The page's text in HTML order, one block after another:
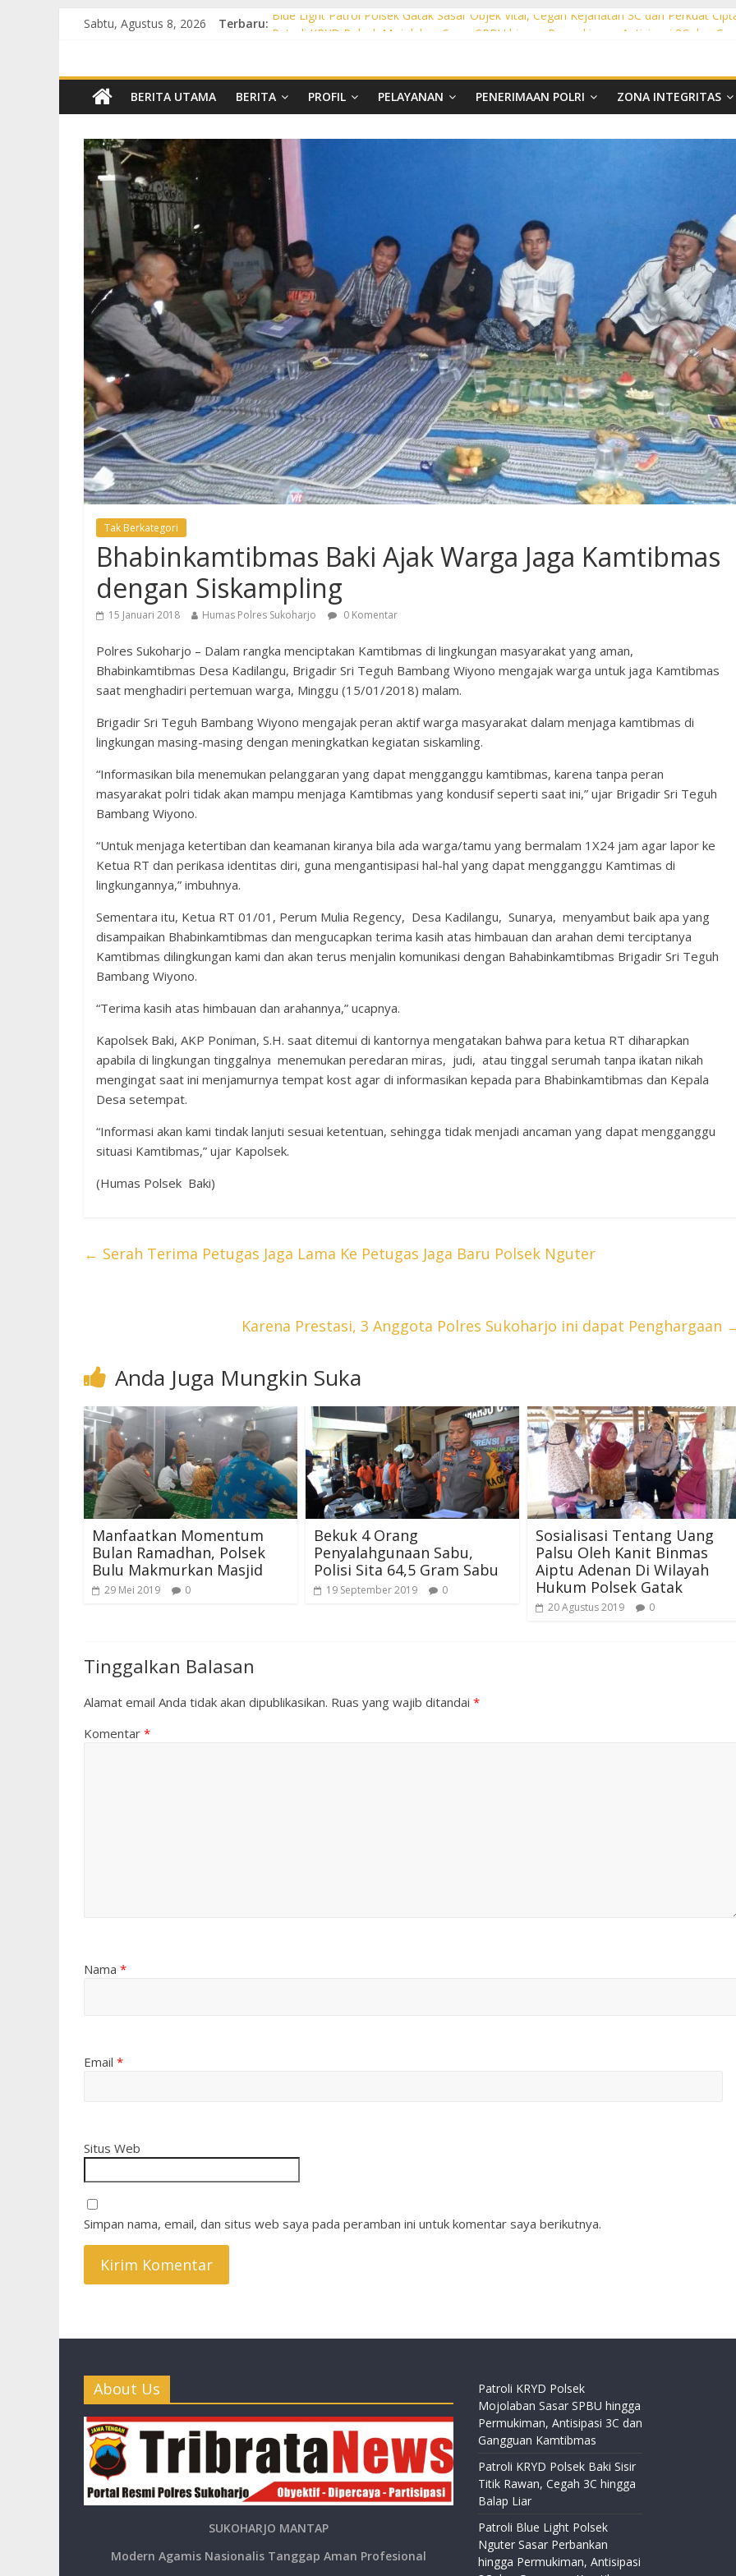
Sabtu, Agustus 8, 2026 Terbaru: Blue Light Patrol Polsek Gatak Sasar Objek Vital, Cegah Kejahatan 3C dan Perkuat
Patroli Blue Light Polsek Nguter Sasar Perbankan hingga Permukiman, Antisipasi 3C
Blue Light Patrol Polsek Tawangsari Sisir Belasan Desa, Cegah Kejahatan 3C dan
BERITA UTAMA BERITA PROFIL PELAYANAN PENERIMAAN POLRI ZONA INTEGRITAS
Tak Berkategori
Bhabinkamtibmas Baki Ajak Warga Jaga Kamtibmas
dengan Siskampling
15 Januari 2018 Humas Polres Sukoharjo 0 Komentar
Polres Sukoharjo – Dalam rangka menciptakan Kamtibmas di lingkungan masyarakat yang aman,
Bhabinkamtibmas Desa Kadilangu, Brigadir Sri Teguh Bambang Wiyono mengajak warga untuk jaga Kamtibmas
saat menghadiri pertemuan warga, Minggu (15/01/2018) malam.
Brigadir Sri Teguh Bambang Wiyono mengajak peran aktif warga masyarakat dalam menjaga kamtibmas di
lingkungan masing-masing dengan meningkatkan kegiatan siskamling.
“Informasikan bila menemukan pelanggaran yang dapat mengganggu kamtibmas, karena tanpa peran
masyarakat polri tidak akan mampu menjaga Kamtibmas yang kondusif seperti saat ini,” ujar Brigadir Sri Teguh
Bambang Wiyono.
“Untuk menjaga ketertiban dan keamanan kiranya bila ada warga/tamu yang bermalam 1X24 jam agar lapor ke
Ketua RT dan perikasa identitas diri, guna mengantisipasi hal-hal yang dapat mengganggu Kamtimas di
lingkungannya,” imbuhnya.
Sementara itu, Ketua RT 01/01, Perum Mulia Regency, Desa Kadilangu, Sunarya, menyambut baik apa yang
disampaikan Bhabinkamtibmas dan mengucapkan terima kasih atas himbauan dan arahan demi terciptanya
Kamtibmas dilingkungan kami dan akan terus menjalin komunikasi dengan Bahabinkamtibmas Brigadir Sri Teguh
Bambang Wiyono.
“Terima kasih atas himbauan dan arahannya,” ucapnya.
Kapolsek Baki, AKP Poniman, S.H. saat ditemui di kantornya mengatakan bahwa para ketua RT diharapkan
apabila di lingkungan tinggalnya menemukan peredaran miras, judi, atau tinggal serumah tanpa ikatan nikah
mengingat saat ini menjamurnya tempat kost agar di informasikan kepada para Bhabinkamtibmas dan Kepala
Desa setempat.
“Informasi akan kami tindak lanjuti sesuai ketentuan, sehingga tidak menjadi ancaman yang dapat mengganggu
situasi Kamtibmas,” ujar Kapolsek.
(Humas Polsek Baki)
← Serah Terima Petugas Jaga Lama Ke Petugas Jaga Baru Polsek Nguter
Karena Prestasi, 3 Anggota Polres Sukoharjo ini dapat Penghargaan
Anda Juga Mungkin Suka
Manfaatkan Momentum
Bulan Ramadhan, Polsek
Bulu Makmurkan Masjid
29 Mei 2019 0
Bekuk 4 Orang
Penyalahgunaan Sabu,
Polisi Sita 64,5 Gram Sabu
19 September 2019 0
Sosialisasi Tentang Uang
Palsu Oleh Kanit Binmas
Aiptu Adenan Di Wilayah
Hukum Polsek Gatak
20 Agustus 2019 0
Tinggalkan Balasan
Alamat email Anda tidak akan dipublikasikan. Ruas yang wajib ditandai *
Komentar *
Nama *
Email *
Situs Web
Simpan nama, email, dan situs web saya pada peramban ini untuk komentar saya berikutnya.
About Us
SUKOHARJO MANTAP
Modern Agamis Nasionalis Tanggap Aman Profesional
Patroli KRYD Polsek
Mojolaban Sasar SPBU hingga
Permukiman, Antisipasi 3C dan
Gangguan Kamtibmas
Patroli KRYD Polsek Baki Sisir
Titik Rawan, Cegah 3C hingga
Balap Liar
Patroli Blue Light Polsek
Nguter Sasar Perbankan
hingga Permukiman, Antisipasi